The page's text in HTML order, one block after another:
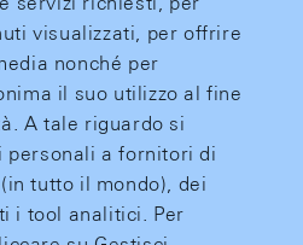
visualizzati, per offrire
nonché per
il suo utilizzo al fine
A tale riguardo si
personali a fornitori di
tutto il mondo), dei
i tool analitici. Per